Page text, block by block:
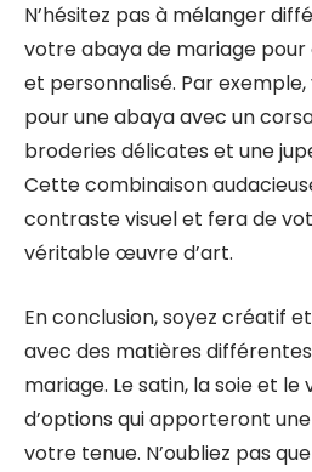
N’hésitez pas à mélanger
votre abaya de mariage pour
et personnalisé. Par
pour une abaya avec un
broderies délicates et une
Cette combinaison
contraste visuel et fera de
véritable œuvre d’art.
En conclusion, soyez créatif
avec des matières
mariage. Le satin, la soie et
d’options qui apporteront
votre tenue. N’oubliez pas